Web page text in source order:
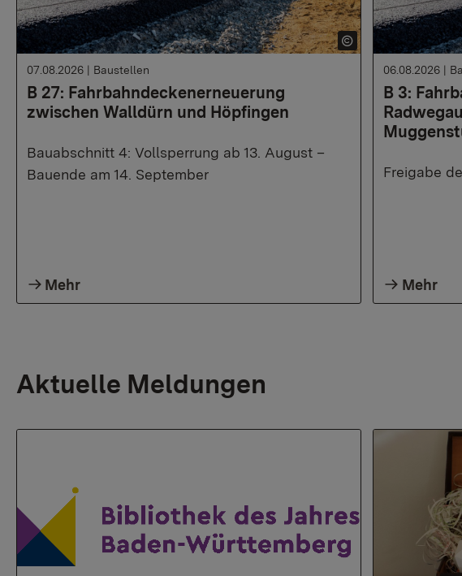
B 27: Fahrbahndeckenerneuerung
zwischen Walldürn und Höpfingen
07.08.2026 | Baustellen
Bauabschnitt 4: Vollsperrung ab 13. August –
Bauende am 14. September
Mehr
B 3:
06.08.2026 |
Freigabe
Mehr
Aktuelle Meldungen